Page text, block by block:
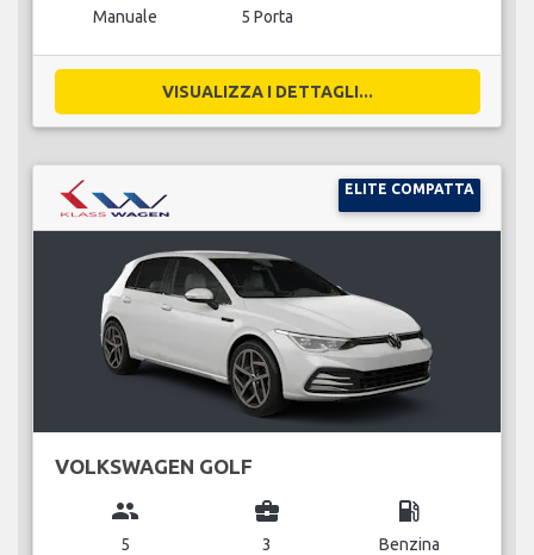
Manuale 5 Porta
VISUALIZZA I DETTAGLI...
ELITE COMPATTA
VOLKSWAGEN GOLF
group
5
business_center
3
local_gas_station
Benzina